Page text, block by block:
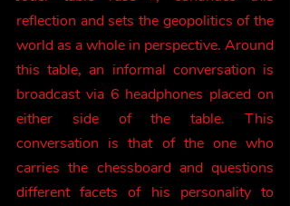
reflection and sets the geopolitics of the
world as a whole in perspective. Around
this table, an informal conversation is
broadcast via 6 headphones placed on
either side of the table. This
conversation is that of the one who
carries the chessboard and questions
different facets of his personality to